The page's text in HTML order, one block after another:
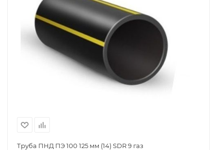
Труба ПНД ПЭ 100 125 мм (14) SDR 9 газ